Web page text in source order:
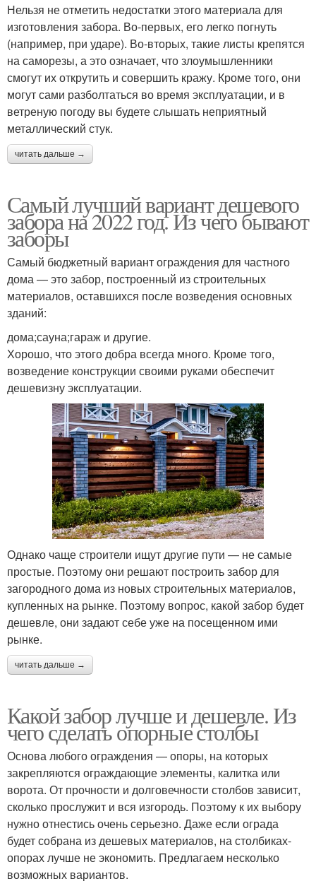
Нельзя не отметить недостатки этого материала для
изготовления забора. Во-первых, его легко погнуть
(например, при ударе). Во-вторых, такие листы крепятся
на саморезы, а это означает, что злоумышленники
смогут их открутить и совершить кражу. Кроме того, они
могут сами разболтаться во время эксплуатации, и в
ветреную погоду вы будете слышать неприятный
металлический стук.
читать дальше →
Самый лучший вариант дешевого
забора на 2022 год. Из чего бывают
заборы
Самый бюджетный вариант ограждения для частного
дома — это забор, построенный из строительных
материалов, оставшихся после возведения основных
зданий:
дома;сауна;гараж и другие.
Хорошо, что этого добра всегда много. Кроме того,
возведение конструкции своими руками обеспечит
дешевизну эксплуатации.
Однако чаще строители ищут другие пути — не самые
простые. Поэтому они решают построить забор для
загородного дома из новых строительных материалов,
купленных на рынке. Поэтому вопрос, какой забор будет
дешевле, они задают себе уже на посещенном ими
рынке.
читать дальше →
Какой забор лучше и дешевле. Из
чего сделать опорные столбы
Основа любого ограждения — опоры, на которых
закрепляются ограждающие элементы, калитка или
ворота. От прочности и долговечности столбов зависит,
сколько прослужит и вся изгородь. Поэтому к их выбору
нужно отнестись очень серьезно. Даже если ограда
будет собрана из дешевых материалов, на столбиках-
опорах лучше не экономить. Предлагаем несколько
возможных вариантов.